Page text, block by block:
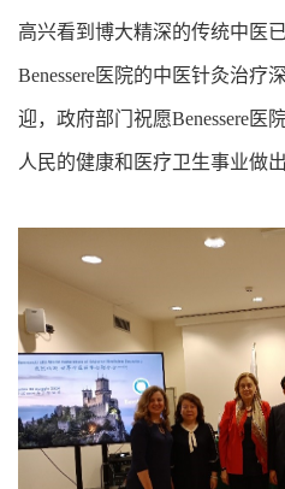
高兴看到博大精深的传统中医
Benessere医院的中医针灸治疗
迎，政府部门祝愿Benessere医
人民的健康和医疗卫生事业做